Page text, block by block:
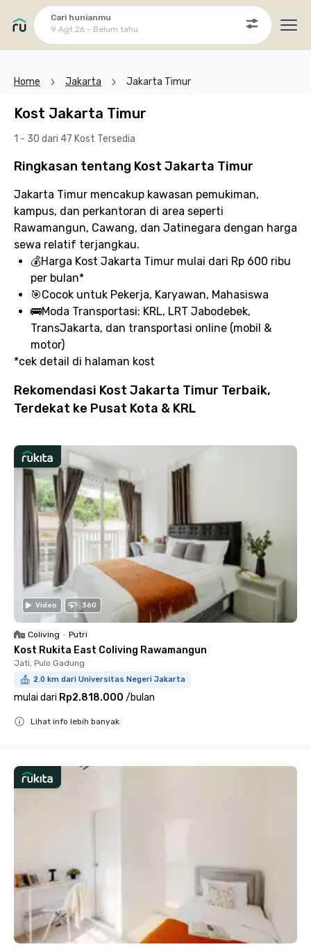
Cari hunianmu
9 Agt 26 - Belum tahu
Home Jakarta Jakarta Timur
Kost Jakarta Timur
1 - 30 dari 47 Kost Tersedia
Ringkasan tentang Kost Jakarta Timur
Jakarta Timur mencakup kawasan pemukiman,
kampus, dan perkantoran di area seperti
Rawamangun, Cawang, dan Jatinegara dengan harga
sewa relatif terjangkau.
💰Harga Kost Jakarta Timur mulai dari Rp 600 ribu
per bulan*
🎯Cocok untuk Pekerja, Karyawan, Mahasiswa
🚌Moda Transportasi: KRL, LRT Jabodebek,
TransJakarta, dan transportasi online (mobil &
motor)
*cek detail di halaman kost
Rekomendasi Kost Jakarta Timur Terbaik,
Terdekat ke Pusat Kota & KRL
Video 360
Coliving • Putri
Kost Rukita East Coliving Rawamangun
Jati, Pulo Gadung
2.0 km dari Universitas Negeri Jakarta
mulai dari Rp2.818.000 /bulan
Lihat info lebih banyak